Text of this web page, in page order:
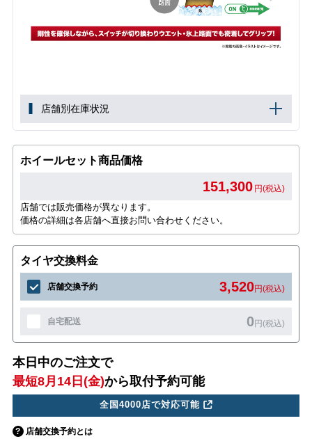
店舗別在庫状況
ホイールセット商品価格
151,300 円(税込)
店舗では販売価格が異なります。
価格の詳細は各店舗へ直接お問い合わせください。
タイヤ交換料金
店舗交換予約 3,520円(税込)
自宅配送 0円(税込)
本日中のご注文で
最短8月14日(金)から取付予約可能
全国4000店で対応可能
店舗交換予約とは